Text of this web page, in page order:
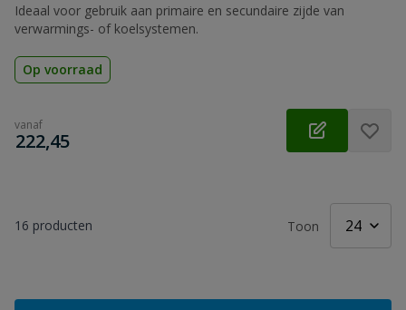
Ideaal voor gebruik aan primaire en secundaire zijde van
verwarmings- of koelsystemen.
Op voorraad
vanaf
€
222,45
16 producten Toon